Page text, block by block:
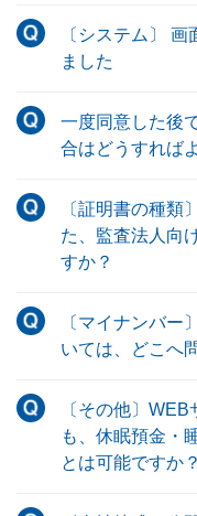
〔システム〕
ました
一度同意した後
合はどうすれば
〔証明書の種類
た、監査法人向
すか？
〔マイナンバー
いては、どこへ
〔その他〕
も、休眠預金・
とは可能ですか？